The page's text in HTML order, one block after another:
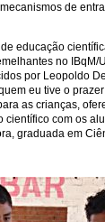
de
educação
no
por Leopoldo
eu tive o
as crianças,
com os
graduada em